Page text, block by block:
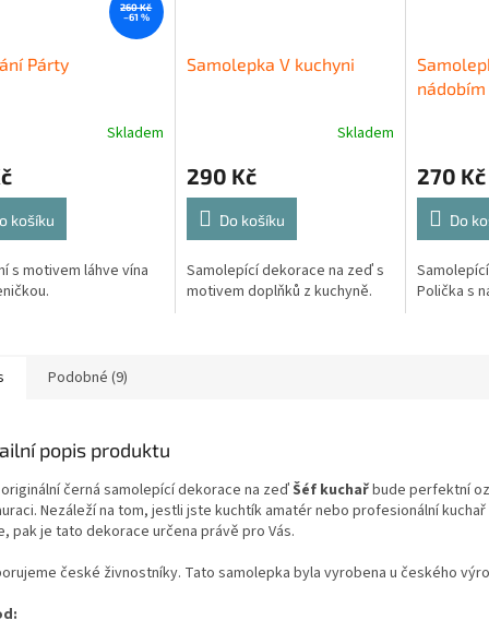
260 Kč
–61 %
Párty
Skladem
košíku
s motivem láhve vína
Samolepka V kuchyni
Skladem
290 Kč
Do košíku
Samolepící dekorace na zeď s
motivem doplňků z kuchyně.
nádobím
270 Kč
Do
Polička s
Podobné (9)
popis produktu
černá samolepící dekorace na zeďŠéf kuchařbude perfektní
Nezáleží na tom, jestli jste kuchtík amatér nebo profesionální
pak je tato dekorace určena právě pro Vás.
české živnostníky. Tato samolepka byla vyrobena u českého